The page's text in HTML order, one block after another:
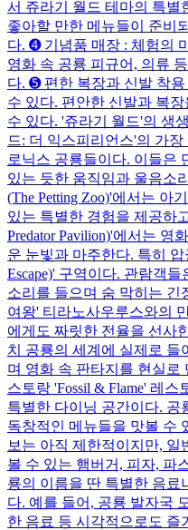
서 쥬라기 월드 테마의 특별
좋아할 만한 메뉴들이 준비
다. ➍ 기념품 매장 : 체험의
영화 속 공룡 피규어, 의류
다. ➎ 편한 복장과 신발 착
수 있다. 편안한 신발과 복
수 있다. '쥬라기 월드'의 생
드: 더 익스피리언스'의 가
로닉스 공룡들이다. 이들은
있는 듯한 움직임과 울음소
(The Petting Zoo)'에서는 아
있는 특별한 경험을 제공하
Predator Pavilion)'에서는 영
운 눈빛과 마주한다. 특히
Escape)' 구역이다. 관람객
소리를 들으며 숨 막히는 긴
여왕' 티라노사우루스와의
에게도 짜릿한 전율을 선사
치 공룡의 세계에 실제로 들
며 영화 속 판타지를 현실로
스토랑 'Fossil & Flame' 레
특별한 다이닝 공간이다. 공
독창적인 메뉴들을 맛볼 수
보는 아직 제한적이지만, 일
볼 수 있는 햄버거, 피자, 파
룡의 이름을 딴 특별한 음료
다. 예를 들어, 공룡 발자국
한 음료 등 시각적으로도 즐